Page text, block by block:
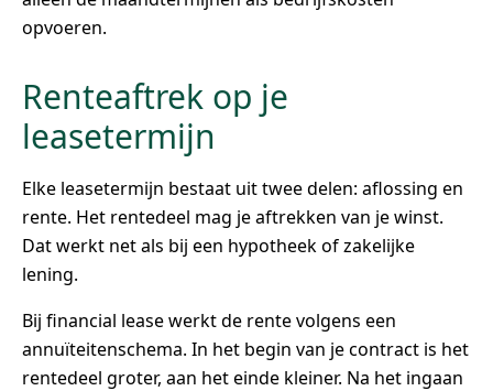
opvoeren.
Renteaftrek op je
leasetermijn
Elke leasetermijn bestaat uit twee delen: aflossing en
rente. Het rentedeel mag je aftrekken van je winst.
Dat werkt net als bij een hypotheek of zakelijke
lening.
Bij financial lease werkt de rente volgens een
annuïteitenschema. In het begin van je contract is het
rentedeel groter, aan het einde kleiner. Na het ingaan